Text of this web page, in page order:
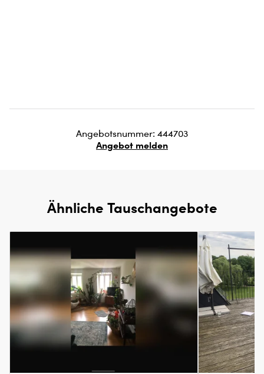
Angebotsnummer: 444703
Angebot melden
Ähnliche Tauschangebote